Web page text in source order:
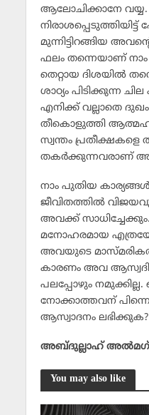
ആലോചിക്കാനേ വയ്യ.
നിരാശപ്പെടുത്തിയിട്ട്
മുന്നിട്ടിറങ്ങിയ
ഫലം തന്നെയാണ്
തെറ്റായ ദിശയില്‍
ശാഠ്യം പിടിക്കുന്ന
എനിക്ക് വല്ലാതെ
തീകൊളുത്തി
സ്വന്തം പ്രതീക്ഷകളെ
തകര്‍ക്കുന്നവരാണ്
നാം പുതിയ
ജീവിതത്തില്‍
അവക്ക്
മനോഹരമായ
അവയുടെ മാസ്മരികത
കാരണം അവ
പലപ്പോഴും നമുക്കില്ല.
നോക്കാത്തവന്
ആസ്വാദനം ലഭിക്കുക?
അബ്ദുല്ലാഹ്
You may also like